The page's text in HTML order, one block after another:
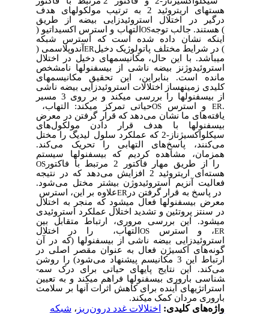
هسته­ای اریتروئید 2 به ترتیب مولکول­های هدف
درگیر در اختلال استروئیدزایی بیضه از طریق
التهاب و استرس اکسیداتیو (OS) هستند. جالب توجه
اینکه نشان داده شده است که استرس شبکه
آندوپلاسمی (ER) در شرایط مختلف پاتولوژیک دخیل
می­باشد. با این حال، مکانیسم­های دخیل در اختلال
استروئیدوژنز بیضه ناشی از بیسفنول­ها نامشخص
مانده است. بنابراین، این تحقیق مکانیسم­های
کلیدی زمینه­ساز اختلالات استروئیدزایی بیضه ناشی
از بیسفنول­ها را بررسی می­کند و بر روی 3 مسیر
حیاتی تمرکز می­کند: التهاب،OSو استرسER
یافته‌های ما نشان می‌دهد که قرار گرفتن در معرض
بیسفنول­ها با هدف قرار دادن مولکول‌های
سیکلواکسیژناز-2 که عملکرد سلول لیدیگ را مختل
می‌کنند، پاسخ‌های التهابی را تحریک می‌کند.
همزمان، مشاهده کردیم که بیسفنول­ها سیستم
OSرا از طریق مهار فاکتور 2 مرتبط با فاکتور
هسته‌ای اریتروئید 2 افزایش می‌دهد که در نتیجه
فعالیت آنزیم استروئیدوژن بیشتر مختل می‌شود.
علاوه بر این، استرسERدر پاسخ به قرار گرفتن در
معرض بیسفنول­ها فعال می­شود که منجر به اختلال
در سنتز پروتئین و تشدید اختلال عملکرد استروئیدی
می­شود. این بررسی مروری، ارتباط متقابل بین
التهاب،OS ، و استرسER
را در اختلال
استروئیدزایی بیضه ناشی از بیسفنول­ها (که در آن
گونه‌های اکسیژن فعال به عنوان مقصر اصلی در
ارتباط این 3 مکانیسم پیشنهاد می‌شود) را روشن
می‌کند. این نتایج پایه­ای حیاتی برای درک سم­
شناسی باروری بیسفنول­ها فراهم می­کند و به تعیین
استراتژی­های آینده برای کاهش اثرات آنها بر سلامت
باروری مردان کمک می­کند.
واژه‌های کلیدی:اختلالات غدد درون‌ریز، شبکه